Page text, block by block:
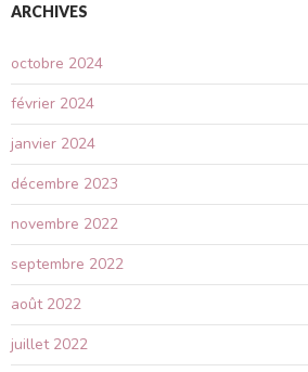
ARCHIVES
octobre 2024
février 2024
janvier 2024
décembre 2023
novembre 2022
septembre 2022
août 2022
juillet 2022